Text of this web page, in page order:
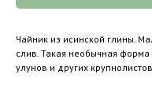
Чайник из исинской глины.
слив. Такая необычная
улунов и других